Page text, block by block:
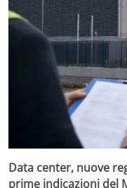
Data center, nuove
prime indicazioni del